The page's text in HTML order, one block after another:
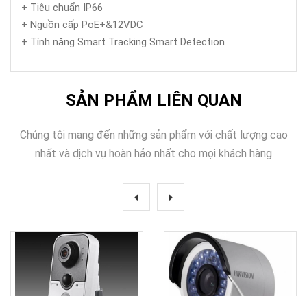
+ Tiêu chuẩn IP66
+ Nguồn cấp PoE+&12VDC
+ Tính năng Smart Tracking Smart Detection
SẢN PHẨM LIÊN QUAN
Chúng tôi mang đến những sản phẩm với chất lượng cao
nhất và dịch vụ hoàn hảo nhất cho mọi khách hàng